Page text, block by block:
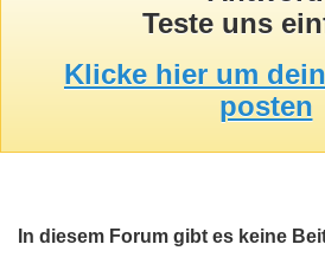
Teste uns
Klicke hier um
posten
In diesem Forum gibt es keine